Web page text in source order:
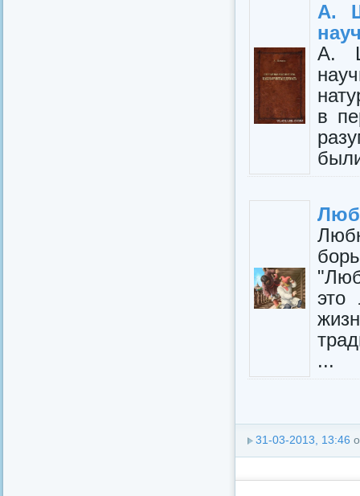
А.
А.
в
это
...
31-03-2013, 13:46